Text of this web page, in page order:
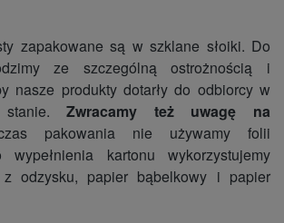
zapakowane są w szklane słoiki. Do
ze szczególną ostrożnością i
nasze produkty dotarły do odbiorcy w
stanie.Zwracamy też uwagę na
pakowania nie używamy folii
wypełnienia kartonu wykorzystujemy
z odzysku, papier bąbelkowy i papier